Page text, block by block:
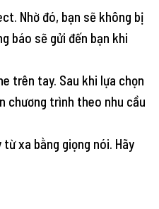
Nhờ đó, bạn sẽ không bị
báo sẽ gửi đến bạn khi
trên tay. Sau khi lựa chọn
chương trình theo nhu cầu
xa bằng giọng nói. Hãy